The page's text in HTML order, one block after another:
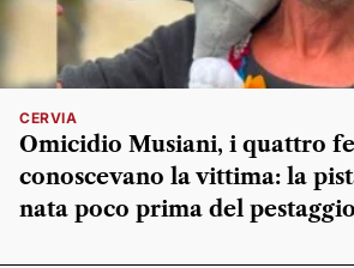
CERVIA
Omicidio Musiani, i quattro
conoscevano la vittima: la
nata poco prima del pestaggio